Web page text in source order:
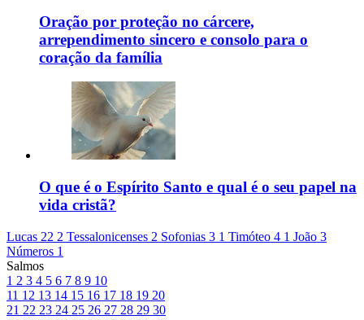
Oração por proteção no cárcere,
arrependimento sincero e consolo para o
coração da família
O que é o Espírito Santo e qual é o seu papel na
vida cristã?
Lucas 22 2 Tessalonicenses 2 Sofonias 3 1 Timóteo 4 1 João 3
Números 1
Salmos
1 2 3 4 5 6 7 8 9 10
11 12 13 14 15 16 17 18 19 20
21 22 23 24 25 26 27 28 29 30